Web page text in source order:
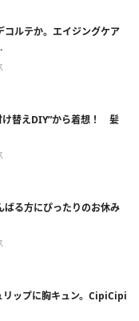
コルテか。エイジングケア
け替えDIY”から着想！ 髪
ばる方にぴったりのお休み
リップに胸キュン。CipiCipi